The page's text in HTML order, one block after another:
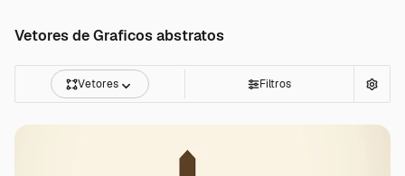
Vetores de Graficos abstratos
Vetores Filtros